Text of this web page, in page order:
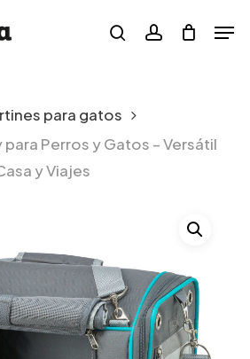
searchaccount
para gatos
Perros y Gatos – Versátil
y Viajes